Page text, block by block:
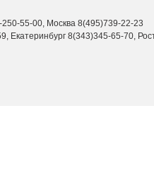
55-00, Москва 8(495)739-22-23
Екатеринбург 8(343)345-65-70,